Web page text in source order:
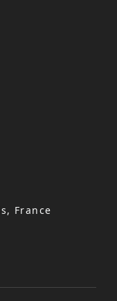
France